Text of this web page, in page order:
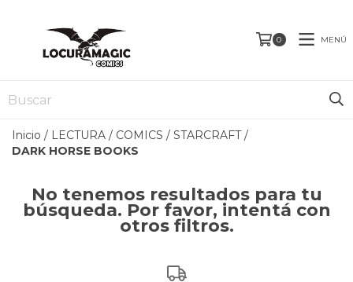
0 MENÚ
Inicio / LECTURA / COMICS / STARCRAFT /
DARK HORSE BOOKS
No tenemos resultados para tu
búsqueda. Por favor, intentá con
otros filtros.